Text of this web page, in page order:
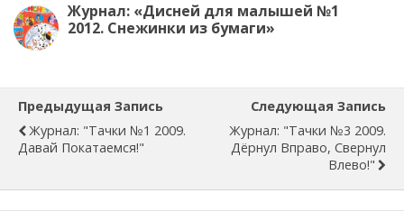
Журнал: «Дисней для малышей №1
2012. Снежинки из бумаги»
Предыдущая Запись
Журнал: "Тачки №1 2009.
Давай Покатаемся!"
Следующая Запись
Журнал: "Тачки №3 2009.
Дёрнул Вправо, Свернул
Влево!"